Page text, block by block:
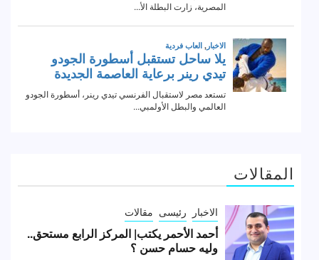
المقالات
الاخبار رئيسى مقالات
أحمد الأحمر يكتب| المركز الرابع مستحق..
وليه حسام حسن ؟